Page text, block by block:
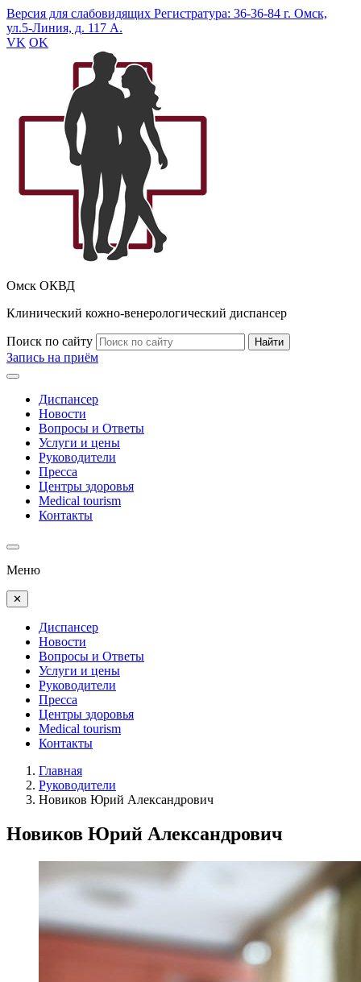
Версия для слабовидящих Регистратура: 36-36-84 г. Омск,
ул.5-Линия, д. 117 А.
VK OK
Омск ОКВД
Клинический кожно-венерологический диспансер
Поиск по сайту Найти
Запись на приём
Диспансер
Новости
Вопросы и Ответы
Услуги и цены
Руководители
Пресса
Центры здоровья
Medical tourism
Контакты
Меню
✕
Диспансер
Новости
Вопросы и Ответы
Услуги и цены
Руководители
Пресса
Центры здоровья
Medical tourism
Контакты
Главная
Руководители
Новиков Юрий Александрович
Новиков Юрий Александрович